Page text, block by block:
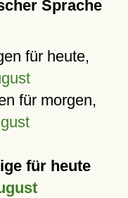
Sprache
für heute,
für morgen,
für heute